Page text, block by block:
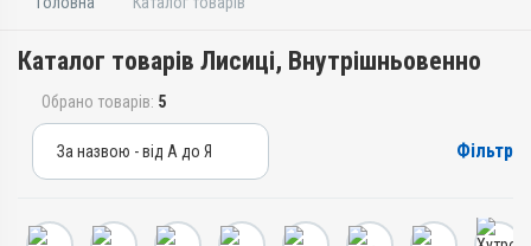
Каталог товарів Лисиці, Внутрішньовенно
Обрано товарів: 5
За назвою - від А до Я
За ціною – від дорогих
Фільтр